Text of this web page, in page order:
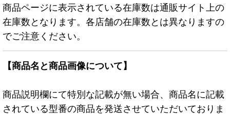
商品ページに表示されている在庫数は通販サイト上の
在庫数となります。各店舗の在庫数とは異なりますの
でご注意ください。
【商品名と商品画像について】
商品説明欄にて特別な記載が無い場合、商品名に記載
されている型番の商品を発送させていただいておりま